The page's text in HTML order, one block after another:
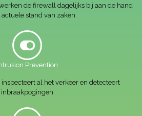
de firewall dagelijks bij aan de hand
actuele stand van zaken
Prevention
al het verkeer en detecteert
inbraakpogingen